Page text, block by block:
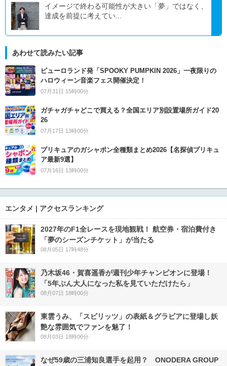
イメージで終わる可能性が大きい「夢」ではなく、
達成を前提に考えてい...
あわせて読みたい記事
ピューロランド発「SPOOKY PUMPKIN 2026」一夜限りの
ハロウィーン音楽フェス開催決定！
07月31日 15時00分
ガチャガチャどこで買える？全国エリア別設置場所ガイド20
26
07月17日 13時00分
プリキュアのガシャポン全種類まとめ2026【名探偵プリキュ
ア最新9選】
07月16日 13時00分
エンタメ | アクセスランキング
2027年のF1全レースを現地観戦！ 航空券・宿泊費付き
「夢のシーズンチケット」が当たる
08月05日 17時48分
乃木坂46・賀喜遥香が週刊少年チャンピオンに登場！
「5年ぶん大人になった私を見ていただけたら」
08月07日 18時00分
東雲うみ、「スピリッツ」の表紙＆グラビアに登場し妖
艶な雰囲気でファンを魅了！
08月03日 18時00分
なぜ59歳の三浦知良選手を起用？ ONODERA GROUP